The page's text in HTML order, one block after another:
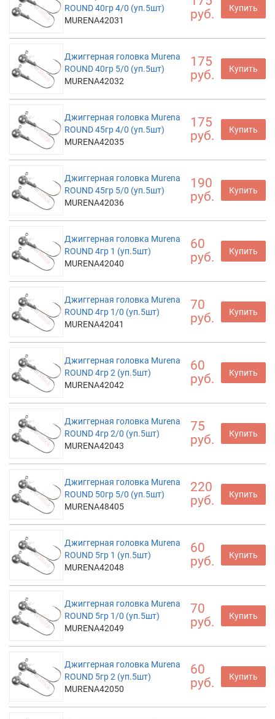
ROUND 40гр 4/0 (уп.5шт)
MURENA42031
руб.
Купить
Джиггерная головка Murena
ROUND 40гр 5/0 (уп.5шт)
MURENA42032
175
руб.
Купить
Джиггерная головка Murena
ROUND 45гр 4/0 (уп.5шт)
MURENA42035
175
руб.
Купить
Джиггерная головка Murena
ROUND 45гр 5/0 (уп.5шт)
MURENA42036
190
руб.
Купить
Джиггерная головка Murena
ROUND 4гр 1 (уп.5шт)
MURENA42040
60
руб.
Купить
Джиггерная головка Murena
ROUND 4гр 1/0 (уп.5шт)
MURENA42041
70
руб.
Купить
Джиггерная головка Murena
ROUND 4гр 2 (уп.5шт)
MURENA42042
60
руб.
Купить
Джиггерная головка Murena
ROUND 4гр 2/0 (уп.5шт)
MURENA42043
75
руб.
Купить
Джиггерная головка Murena
ROUND 50гр 5/0 (уп.5шт)
MURENA48405
220
руб.
Купить
Джиггерная головка Murena
ROUND 5гр 1 (уп.5шт)
MURENA42048
60
руб.
Купить
Джиггерная головка Murena
ROUND 5гр 1/0 (уп.5шт)
MURENA42049
70
руб.
Купить
Джиггерная головка Murena
ROUND 5гр 2 (уп.5шт)
MURENA42050
60
руб.
Купить